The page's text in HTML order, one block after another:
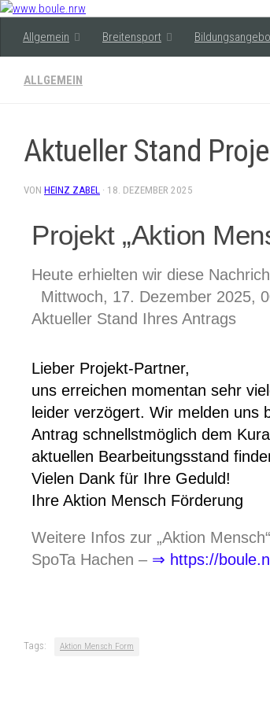
Allgemein Breitensport
ALLGEMEIN
Aktueller Stand
VON HEINZ ZABEL · 18. DEZEMBER 2025
Projekt „Aktion
Heute erhielten wir diese
Mittwoch, 17. Dezember 2025,
Aktueller Stand Ihres Antrags
Lieber Projekt-Partner,
uns erreichen momentan sehr
leider verzögert. Wir melden uns
Antrag schnellstmöglich dem
aktuellen Bearbeitungsstand
Vielen Dank für Ihre Geduld!
Ihre Aktion Mensch Förderung
Weitere Infos zur „Aktion
SpoTa Hachen – ⇒ https://
Tags: Aktion Mensch Form